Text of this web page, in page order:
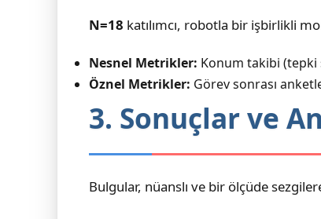
N=18 katılımcı, robotla bir işbirlikli
Nesnel Metrikler: Konum takibi
Öznel Metrikler: Görev sonrası
3. Sonuçlar ve
Bulgular, nüanslı ve bir ölçüde